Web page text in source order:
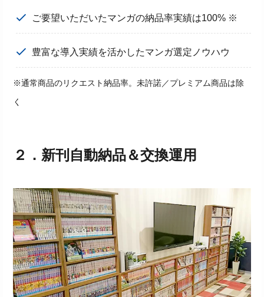
ご要望いただいたマンガの納品率実績は100% ※
豊富な導入実績を活かしたマンガ選定ノウハウ
※通常商品のリクエスト納品率。未許諾／プレミアム商品は除
く
２． 新刊自動納品＆交換運用